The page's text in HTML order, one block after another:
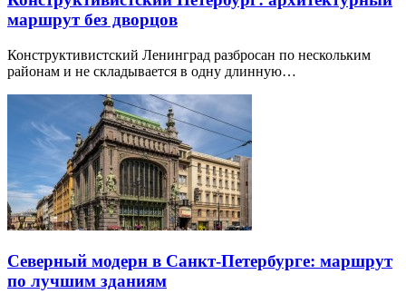
маршрут без дворцов
Конструктивистский Ленинград разбросан по нескольким
районам и не складывается в одну длинную…
Северный модерн в Санкт-Петербурге: маршрут
по лучшим зданиям